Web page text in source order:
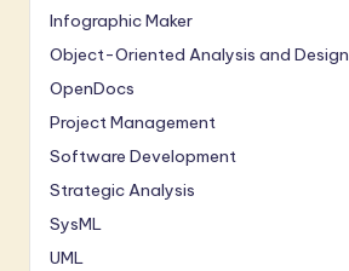
Infographic Maker
Object-Oriented Analysis and Design
OpenDocs
Project Management
Software Development
Strategic Analysis
SysML
UML